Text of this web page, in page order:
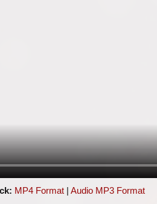
MP4 Format| Audio MP3 Format